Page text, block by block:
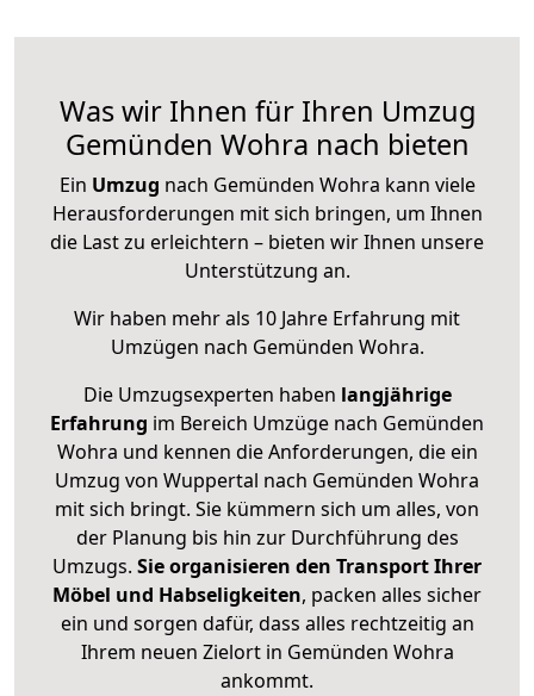
Was wir Ihnen für Ihren Umzug
Gemünden Wohra nach bieten
Ein Umzug nach Gemünden Wohra kann viele
Herausforderungen mit sich bringen, um Ihnen
die Last zu erleichtern – bieten wir Ihnen unsere
Unterstützung an.
Wir haben mehr als 10 Jahre Erfahrung mit
Umzügen nach Gemünden Wohra.
Die Umzugsexperten haben langjährige
Erfahrung im Bereich Umzüge nach Gemünden
Wohra und kennen die Anforderungen, die ein
Umzug von Wuppertal nach Gemünden Wohra
mit sich bringt. Sie kümmern sich um alles, von
der Planung bis hin zur Durchführung des
Umzugs. Sie organisieren den Transport Ihrer
Möbel und Habseligkeiten, packen alles sicher
ein und sorgen dafür, dass alles rechtzeitig an
Ihrem neuen Zielort in Gemünden Wohra
ankommt.